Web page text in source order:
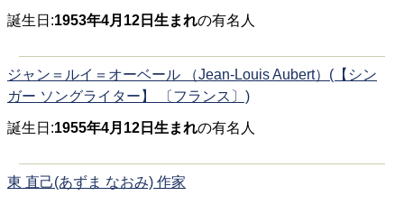
誕生日:1953年4月12日生まれの有名人
ジャン＝ルイ＝オーベール （Jean-Louis Aubert）(【シン
ガー ソングライター】 〔フランス〕)
誕生日:1955年4月12日生まれの有名人
東 直己(あずま なおみ) 作家